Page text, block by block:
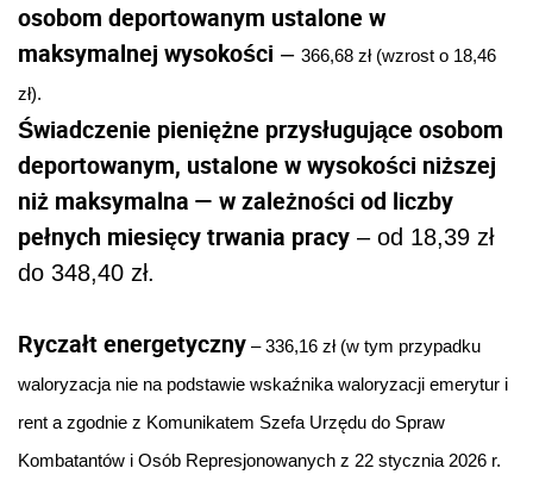
osobom deportowanym ustalone w
maksymalnej wysokości – 366,68 zł (wzrost o 18,46
zł).
Świadczenie pieniężne przysługujące osobom
deportowanym, ustalone w wysokości niższej
niż maksymalna — w zależności od liczby
pełnych miesięcy trwania pracy – od 18,39 zł
do 348,40 zł.
Ryczałt energetyczny – 336,16 zł (w tym przypadku
waloryzacja nie na podstawie wskaźnika waloryzacji emerytur i
rent a zgodnie z Komunikatem Szefa Urzędu do Spraw
Kombatantów i Osób Represjonowanych z 22 stycznia 2026 r.